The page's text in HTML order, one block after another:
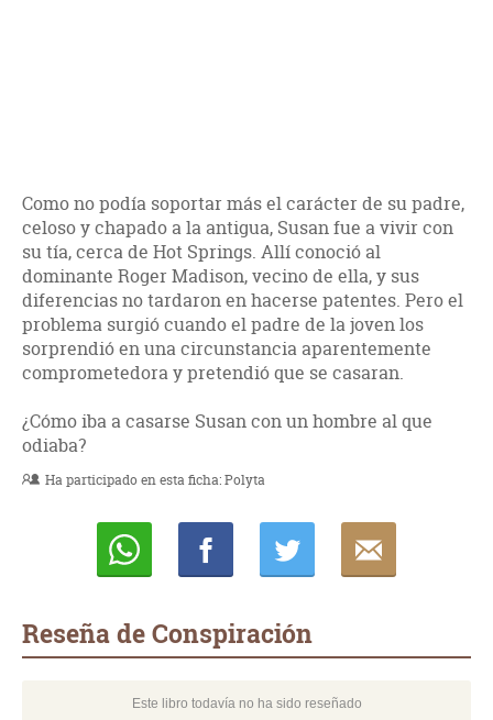
Como no podía soportar más el carácter de su padre,
celoso y chapado a la antigua, Susan fue a vivir con
su tía, cerca de Hot Springs. Allí conoció al
dominante Roger Madison, vecino de ella, y sus
diferencias no tardaron en hacerse patentes. Pero el
problema surgió cuando el padre de la joven los
sorprendió en una circunstancia aparentemente
comprometedora y pretendió que se casaran.
¿Cómo iba a casarse Susan con un hombre al que
odiaba?
Ha participado en esta ficha:Polyta
Reseña de Conspiración
Este libro todavía no ha sido reseñado